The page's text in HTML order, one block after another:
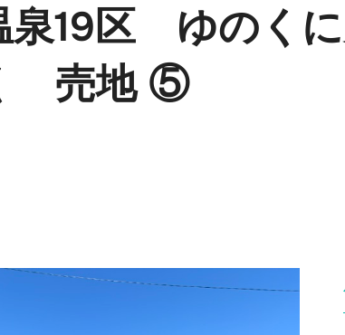
泉19区 ゆのく
売地 ⑤